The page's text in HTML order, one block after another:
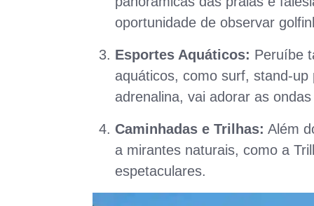
oportunidade de observar
Esportes Aquáticos: Peruíbe
aquáticos, como surf, stand-
adrenalina, vai adorar as
Caminhadas e Trilhas: Além
a mirantes naturais, como a
espetaculares.